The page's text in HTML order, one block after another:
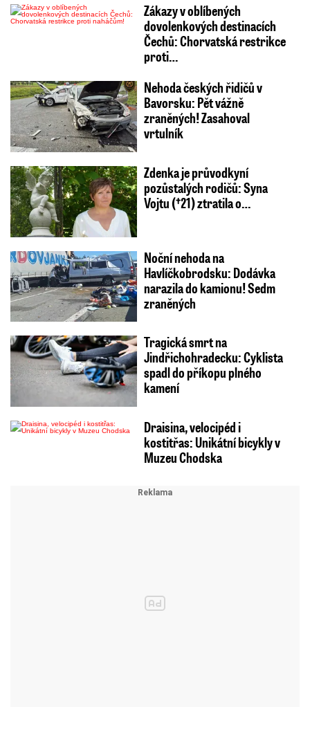
Zákazy v oblíbených
dovolenkových destinacích
Čechů: Chorvatská restrikce
proti…
Nehoda českých řidičů v
Bavorsku: Pět vážně
zraněných! Zasahoval
vrtulník
Zdenka je průvodkyní
pozůstalých rodičů: Syna
Vojtu (†21) ztratila o…
Noční nehoda na
Havlíčkobrodsku: Dodávka
narazila do kamionu! Sedm
zraněných
Tragická smrt na
Jindřichohradecku: Cyklista
spadl do příkopu plného
kamení
Draisina, velocipéd i
kostitřas: Unikátní bicykly v
Muzeu Chodska